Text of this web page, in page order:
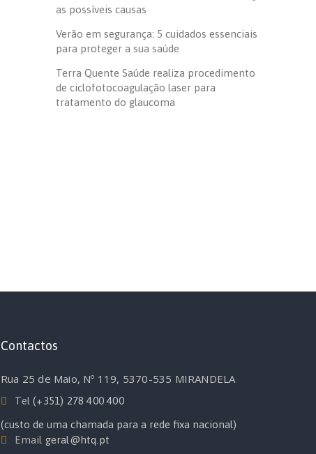
as possíveis causas
Verão em segurança: 5 cuidados essenciais
para proteger a sua saúde
Terra Quente Saúde realiza procedimento
de ciclofotocoagulação laser para
tratamento do glaucoma
Contactos
Rua 25 de Maio, Nº 119, 5370-535 MIRANDELA
Tel(+351) 278 400 400
(custo de uma chamada para a rede fixa nacional)
Email geral@htq.pt